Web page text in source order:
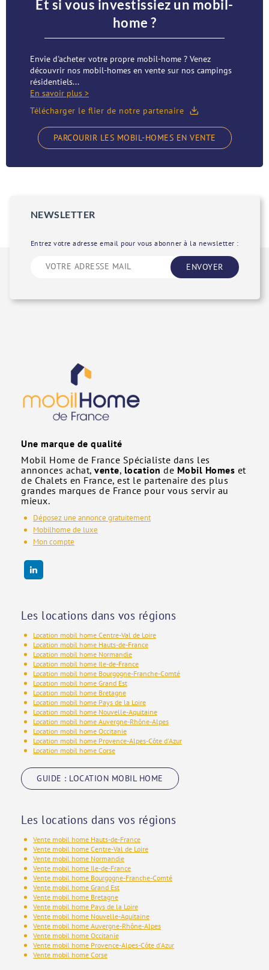
Et si vous investissiez un mobil-
home ?
Envie d'acheter votre propre mobil-home ? Venez
découvrir nos mobil-homes en vente sur nos campings
résidentiels...
En savoir plus >
Télécharger le flier de notre partenaire
PARCOURIR LES MOBIL-HOMES EN VENTE
NEWSLETTER
Entrez votre adresse email pour vous abonner à la newsletter :
ENVOYER
Une marque de qualité
Mobil Home de France Spécialiste dans les
annonces achat, vente, location de Mobil Homes et
de Chalets en France, est le partenaire des plus
grandes marques de France pour vous servir au
mieux.
Déposez une annonce gratuitement
Mobilhome de luxe
Mon compte
Les locations dans vos régions
Location mobil home Centre-Val de Loire
Location mobil home Hauts-de-France
Location mobil home Normandie
Location mobil home Ile-de-France
Location mobil home Bourgogne-Franche-Comté
Location mobil home Grand Est
Location mobil home Bretagne
Location mobil home Pays de la Loire
Location mobil home Nouvelle-Aquitaine
Location mobil home Auvergne-Rhône-Alpes
Location mobil home Occitanie
Location mobil home Provence-Alpes-Côte d'Azur
Location mobil home Corse
GUIDE : LOCATION MOBIL HOME
Les locations dans vos régions
Vente mobil home Hauts-de-France
Vente mobil home Centre-Val de Loire
Vente mobil home Normandie
Vente mobil home Ile-de-France
Vente mobil home Bourgogne-Franche-Comté
Vente mobil home Grand Est
Vente mobil home Bretagne
Vente mobil home Pays de la Loire
Vente mobil home Nouvelle-Aquitaine
Vente mobil home Auvergne-Rhône-Alpes
Vente mobil home Occitanie
Vente mobil home Provence-Alpes-Côte d'Azur
Vente mobil home Corse